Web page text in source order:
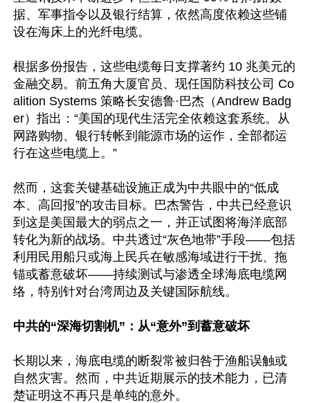
据、军事指令以及银行结算，依然高度依赖这些铺
设在海床上的光纤电缆。
根据多份报告，这些电缆每日支撑著约 10 兆美元的
金融交易。前五角大厦官员、现任国防科技公司 Co
alition Systems 策略长安德鲁·巴杰（Andrew Badg
er）指出：“美国的现代生活完全依赖这套系统。从
网路购物、银行转帐到能源市场的运作，全部都运
行在这些电缆上。”
然而，这套关键基础设施正成为中共眼中的“低成
本、高回报”的攻击目标。巴杰警告，中共已经意识
到这是美国最大的弱点之一，并正试图将海洋底部
转化为新的战场。中共透过“灰色地带”手段——包括
利用民用船只或海上民兵在敏感海域进行干扰、拖
锚或蓄意破坏——持续测试与渗透全球海底电缆网
络，特别针对台湾周边及关键国际航线。
中共的“深海切割机”：从“意外”到蓄意破坏
长期以来，海底电缆的断裂常被归咎于渔船误触或
自然灾害。然而，中共近期展示的技术能力，已清
楚证明这不再只是单纯的意外。